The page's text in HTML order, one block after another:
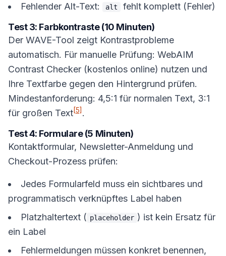
Fehlender Alt-Text:
alt
fehlt komplett (Fehler)
Test 3: Farbkontraste (10 Minuten)
Der WAVE-Tool zeigt Kontrastprobleme
automatisch. Für manuelle Prüfung: WebAIM
Contrast Checker (kostenlos online) nutzen und
Ihre Textfarbe gegen den Hintergrund prüfen.
Mindestanforderung: 4,5:1 für normalen Text, 3:1
für großen Text[5] .
Test 4: Formulare (5 Minuten)
Kontaktformular, Newsletter-Anmeldung und
Checkout-Prozess prüfen:
Jedes Formularfeld muss ein sichtbares und
programmatisch verknüpftes Label haben
Platzhaltertext ( placeholder ) ist kein Ersatz für
ein Label
Fehlermeldungen müssen konkret benennen,